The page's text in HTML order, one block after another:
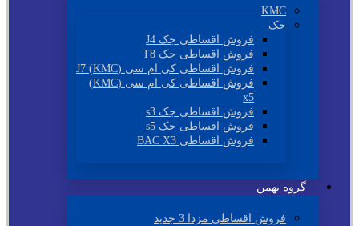
KMC
جک
فروش اقساطی جک J4
فروش اقساطی جک T8
فروش اقساطی کی ام سی (KMC) J7
فروش اقساطی کی ام سی (KMC)
x5
فروش اقساطی جک s3
فروش اقساطی جک s5
فروش اقساطی BAC X3
گروه بهمن
فروش اقساطی مزدا 3 جدید